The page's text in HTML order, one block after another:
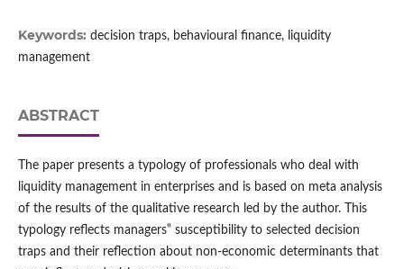
Keywords: decision traps, behavioural finance, liquidity
management
ABSTRACT
The paper presents a typology of professionals who deal with
liquidity management in enterprises and is based on meta analysis
of the results of the qualitative research led by the author. This
typology reflects managers‟ susceptibility to selected decision
traps and their reflection about non-economic determinants that